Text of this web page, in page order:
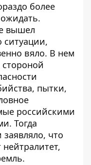
более
вышел
ситуации,
вяло. В нем
пытки,
российскими
Тогда
что